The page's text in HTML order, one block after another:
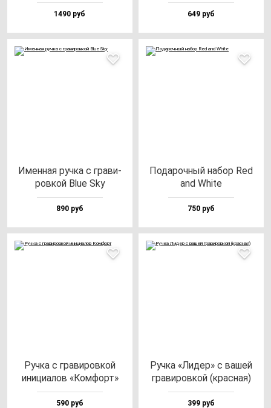
1490 руб 649 руб
Имен­ная руч­ка с гра­ви­
ров­кой Blue Sky
890 руб
Пода­роч­ный на­бор Red
and Whi­te
750 руб
Руч­ка с гра­ви­ров­кой
ини­ци­алов «Ком­форт»
590 руб
Руч­ка «Лидер» с ва­шей
гра­ви­ров­кой (крас­ная)
399 руб